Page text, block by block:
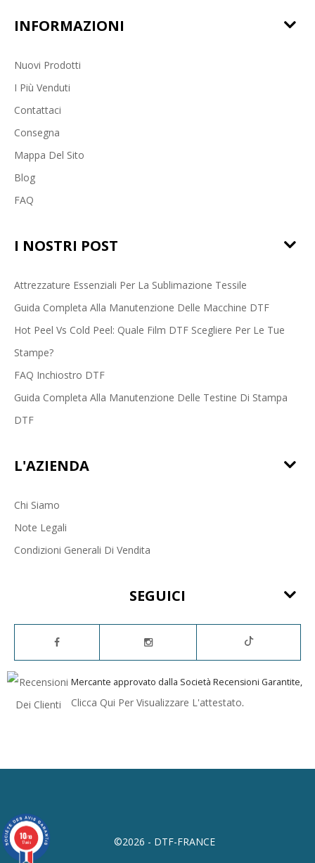
INFORMAZIONI
Nuovi Prodotti
I Più Venduti
Contattaci
Consegna
Mappa Del Sito
Blog
FAQ
I NOSTRI POST
Attrezzature Essenziali Per La Sublimazione Tessile
Guida Completa Alla Manutenzione Delle Macchine DTF
Hot Peel Vs Cold Peel: Quale Film DTF Scegliere Per Le Tue
Stampe?
FAQ Inchiostro DTF
Guida Completa Alla Manutenzione Delle Testine Di Stampa
DTF
L'AZIENDA
Chi Siamo
Note Legali
Condizioni Generali Di Vendita
SEGUICI
Mercante approvato dalla Società Recensioni Garantite,
Clicca Qui Per Visualizzare L'attestato.
©2026 - DTF-FRANCE
10/10
17 avis